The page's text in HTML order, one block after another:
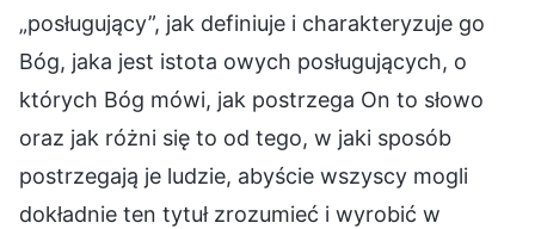
„posługujący”, jak definiuje i charakteryzuje go
Bóg, jaka jest istota owych posługujących, o
których Bóg mówi, jak postrzega On to słowo
oraz jak różni się to od tego, w jaki sposób
postrzegają je ludzie, abyście wszyscy mogli
dokładnie ten tytuł zrozumieć i wyrobić w